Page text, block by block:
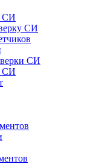
СИ
СИ
СИ
СИ